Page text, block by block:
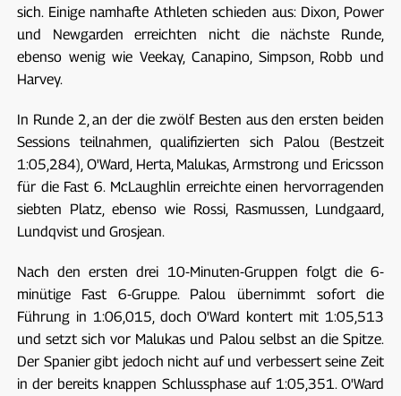
sich. Einige namhafte Athleten schieden aus: Dixon, Power
und Newgarden erreichten nicht die nächste Runde,
ebenso wenig wie Veekay, Canapino, Simpson, Robb und
Harvey.
In Runde 2, an der die zwölf Besten aus den ersten beiden
Sessions teilnahmen, qualifizierten sich Palou (Bestzeit
1:05,284), O'Ward, Herta, Malukas, Armstrong und Ericsson
für die Fast 6. McLaughlin erreichte einen hervorragenden
siebten Platz, ebenso wie Rossi, Rasmussen, Lundgaard,
Lundqvist und Grosjean.
Nach den ersten drei 10-Minuten-Gruppen folgt die 6-
minütige Fast 6-Gruppe. Palou übernimmt sofort die
Führung in 1:06,015, doch O'Ward kontert mit 1:05,513
und setzt sich vor Malukas und Palou selbst an die Spitze.
Der Spanier gibt jedoch nicht auf und verbessert seine Zeit
in der bereits knappen Schlussphase auf 1:05,351. O'Ward